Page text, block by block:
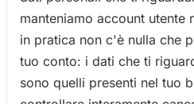
manteniamo account utente
in pratica non c'è nulla che
tuo conto: i dati che ti
sono quelli presenti nel tuo